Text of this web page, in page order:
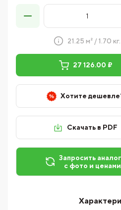
21.25 м² / 1.70 кг.
27 126.00 ₽
Хотите
Скачать в PDF
Запросить
с фото и ценами